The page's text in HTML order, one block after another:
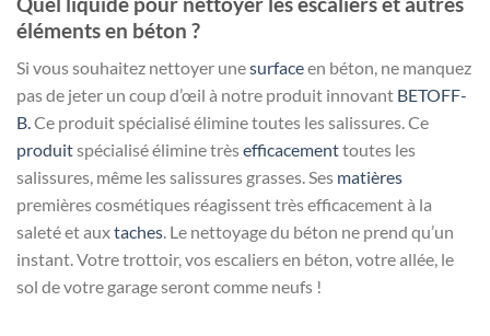
éléments en béton ?
Si vous souhaitez nettoyer unesurfaceen béton, ne manquez
pas de jeter un coup d’œil à notre produit innovant BETOFF-
B.Ce produit spécialisé élimine toutes les salissures. Ce
produitspécialisé élimine trèsefficacementtoutes les
salissures, même les salissures grasses. Ses matières
premières cosmétiques réagissent très efficacement à la
saleté et auxtaches. Le nettoyage du béton ne prend qu’un
instant. Votre trottoir, vos escaliers en béton, votre allée, le
sol de votre garage seront comme neufs !